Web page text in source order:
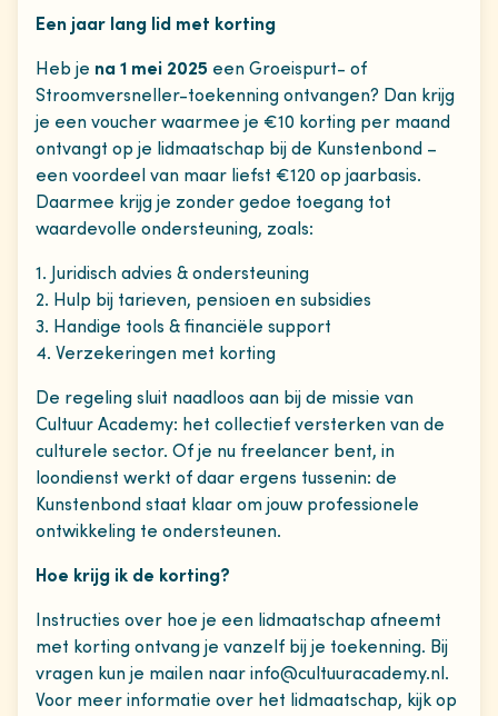
Een jaar lang lid met korting
Heb je na 1 mei 2025 een Groeispurt- of
Stroomversneller-toekenning ontvangen? Dan krijg
je een voucher waarmee je €10 korting per maand
ontvangt op je lidmaatschap bij de Kunstenbond –
een voordeel van maar liefst €120 op jaarbasis.
Daarmee krijg je zonder gedoe toegang tot
waardevolle ondersteuning, zoals:
1. Juridisch advies & ondersteuning
2. Hulp bij tarieven, pensioen en subsidies
3. Handige tools & financiële support
4. Verzekeringen met korting
De regeling sluit naadloos aan bij de missie van
Cultuur Academy: het collectief versterken van de
culturele sector. Of je nu freelancer bent, in
loondienst werkt of daar ergens tussenin: de
Kunstenbond staat klaar om jouw professionele
ontwikkeling te ondersteunen.
Hoe krijg ik de korting?
Instructies over hoe je een lidmaatschap afneemt
met korting ontvang je vanzelf bij je toekenning. Bij
vragen kun je mailen naar info@cultuuracademy.nl.
Voor meer informatie over het lidmaatschap, kijk op